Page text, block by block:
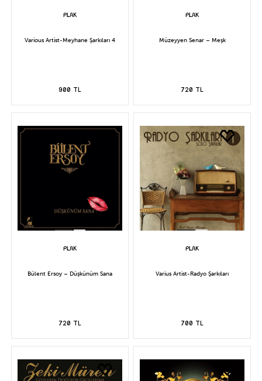
Various Artist-Meyhane Şarkıları 4
900 TL
Müzeyyen Senar – Meşk
720 TL
Bülent Ersoy – Düşkünüm Sana
720 TL
Varius Artist-Radyo Şarkıları
700 TL